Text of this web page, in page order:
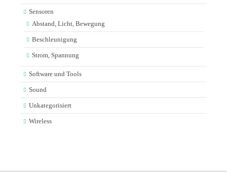
Sensoren
Abstand, Licht, Bewegung
Beschleunigung
Strom, Spannung
Software und Tools
Sound
Unkategorisiert
Wireless